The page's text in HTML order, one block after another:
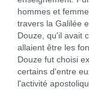
hommes et
travers la Galilée
Douze, qu'il avait
allaient être les
Douze fut choisi
certains d'entre
l'activité